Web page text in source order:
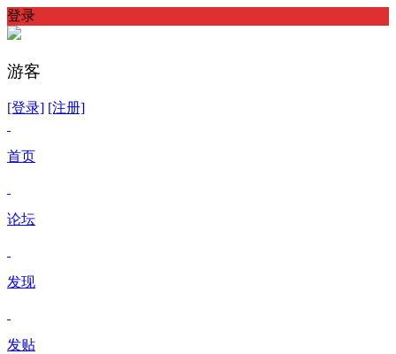
登录
游客
[登录] [注册]
首页
论坛
发现
发贴